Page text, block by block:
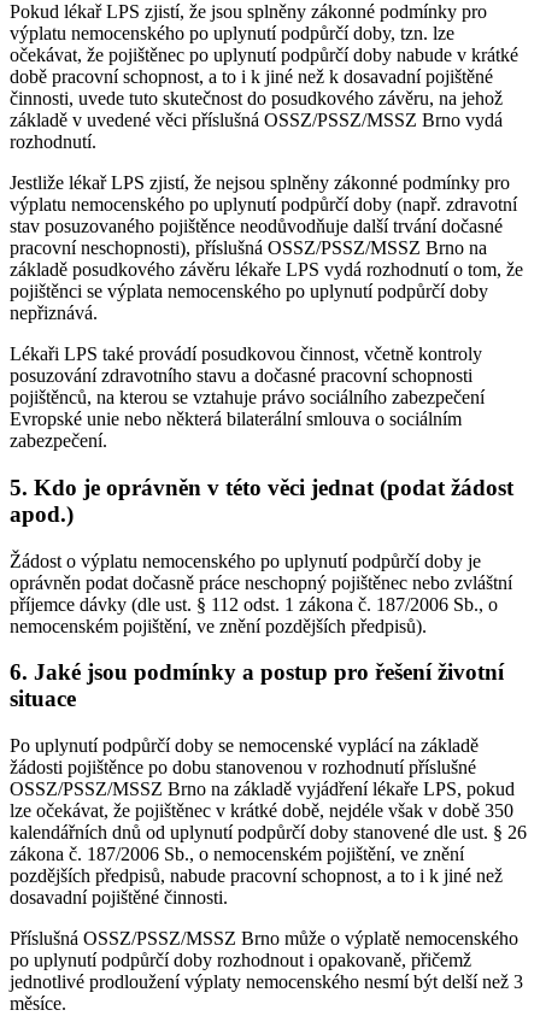
Pokud lékař LPS zjistí, že jsou splněny zákonné podmínky pro
výplatu nemocenského po uplynutí podpůrčí doby, tzn. lze
očekávat, že pojištěnec po uplynutí podpůrčí doby nabude v krátké
době pracovní schopnost, a to i k jiné než k dosavadní pojištěné
činnosti, uvede tuto skutečnost do posudkového závěru, na jehož
základě v uvedené věci příslušná OSSZ/PSSZ/MSSZ Brno vydá
rozhodnutí.
Jestliže lékař LPS zjistí, že nejsou splněny zákonné podmínky pro
výplatu nemocenského po uplynutí podpůrčí doby (např. zdravotní
stav posuzovaného pojištěnce neodůvodňuje další trvání dočasné
pracovní neschopnosti), příslušná OSSZ/PSSZ/MSSZ Brno na
základě posudkového závěru lékaře LPS vydá rozhodnutí o tom, že
pojištěnci se výplata nemocenského po uplynutí podpůrčí doby
nepřiznává.
Lékaři LPS také provádí posudkovou činnost, včetně kontroly
posuzování zdravotního stavu a dočasné pracovní schopnosti
pojištěnců, na kterou se vztahuje právo sociálního zabezpečení
Evropské unie nebo některá bilaterální smlouva o sociálním
zabezpečení.
5. Kdo je oprávněn v této věci jednat (podat žádost
apod.)
Žádost o výplatu nemocenského po uplynutí podpůrčí doby je
oprávněn podat dočasně práce neschopný pojištěnec nebo zvláštní
příjemce dávky (dle ust. § 112 odst. 1 zákona č. 187/2006 Sb., o
nemocenském pojištění, ve znění pozdějších předpisů).
6. Jaké jsou podmínky a postup pro řešení životní
situace
Po uplynutí podpůrčí doby se nemocenské vyplácí na základě
žádosti pojištěnce po dobu stanovenou v rozhodnutí příslušné
OSSZ/PSSZ/MSSZ Brno na základě vyjádření lékaře LPS, pokud
lze očekávat, že pojištěnec v krátké době, nejdéle však v době 350
kalendářních dnů od uplynutí podpůrčí doby stanovené dle ust. § 26
zákona č. 187/2006 Sb., o nemocenském pojištění, ve znění
pozdějších předpisů, nabude pracovní schopnost, a to i k jiné než
dosavadní pojištěné činnosti.
Příslušná OSSZ/PSSZ/MSSZ Brno může o výplatě nemocenského
po uplynutí podpůrčí doby rozhodnout i opakovaně, přičemž
jednotlivé prodloužení výplaty nemocenského nesmí být delší než 3
měsíce.